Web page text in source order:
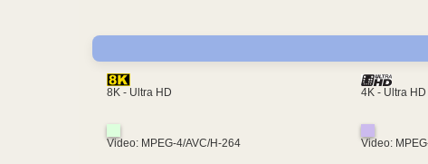
8K - Ultra HD 4K - Ultra HD
Video: MPEG-4/AVC/H-264 Video: